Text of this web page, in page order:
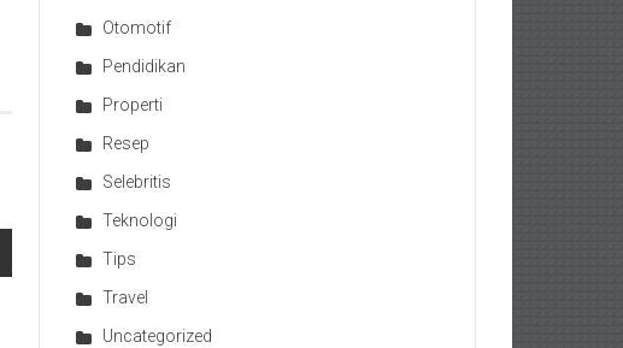
Otomotif
Pendidikan
Properti
Resep
Selebritis
Teknologi
Tips
Travel
Uncategorized